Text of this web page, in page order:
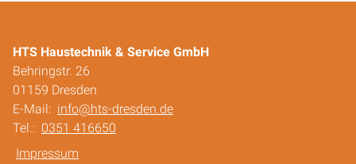
HTS Haustechnik & Service GmbH
Behringstr. 26
01159 Dresden
E-Mail: info@hts-dresden.de
Tel.: 0351 416650
Impressum